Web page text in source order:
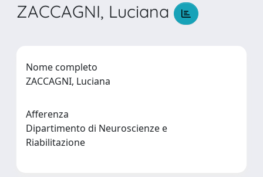
ZACCAGNI, Luciana
Nome completo
ZACCAGNI, Luciana
Afferenza
Dipartimento di Neuroscienze e
Riabilitazione